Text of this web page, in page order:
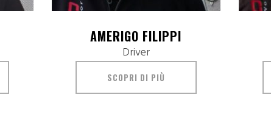
AMERIGO FILIPPI
Driver
SCOPRI DI PIÙ